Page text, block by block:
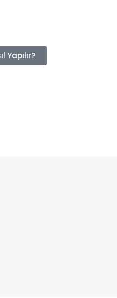
Yapılır?